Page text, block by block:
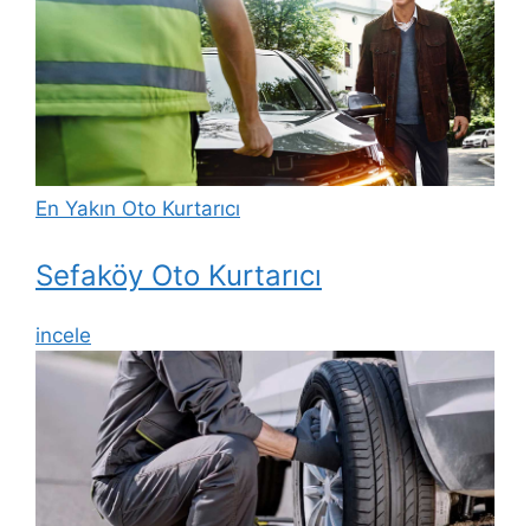
En Yakın Oto Kurtarıcı
Sefaköy Oto Kurtarıcı
incele